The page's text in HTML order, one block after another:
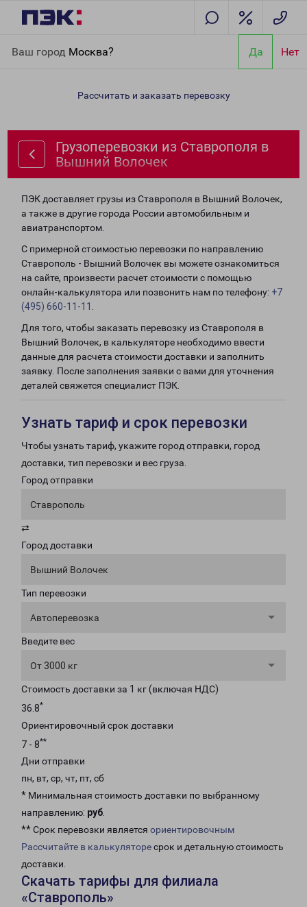
Ваш город Москва? Да Нет
Вышний Волочек
Рассчитать и заказать перевозку
Грузоперевозки из Ставрополя в
Вышний Волочек
ПЭК доставляет грузы из Ставрополя в Вышний Волочек,
а также в другие города России автомобильным и
авиатранспортом.
С примерной стоимостью перевозки по направлению
Ставрополь - Вышний Волочек вы можете ознакомиться
на сайте, произвести расчет стоимости с помощью
онлайн-калькулятора или позвонить нам по телефону: +7
(495) 660-11-11
Для того, чтобы заказать перевозку из Ставрополя в
Вышний Волочек, в калькуляторе необходимо ввести
данные для расчета стоимости доставки и заполнить
заявку. После заполнения заявки с вами для уточнения
деталей свяжется специалист ПЭК.
Узнать тариф и срок перевозки
Чтобы узнать тариф, укажите город отправки, город
доставки, тип перевозки и вес груза.
Город отправки
Ставрополь
⇄
Город доставки
Вышний Волочек
Тип перевозки
Автоперевозка
Введите вес
От 3000 кг
Стоимость доставки за 1 кг (включая НДС)
36.8*
Ориентировочный срок доставки
7 - 8**
Дни отправки
пн, вт, ср, чт, пт, сб
* Минимальная стоимость доставки по выбранному
направлению: руб.
** Срок перевозки является ориентировочным
Рассчитайте в калькуляторесрок и детальную стоимость
доставки.
Скачать тарифы для филиала
«Ставрополь»